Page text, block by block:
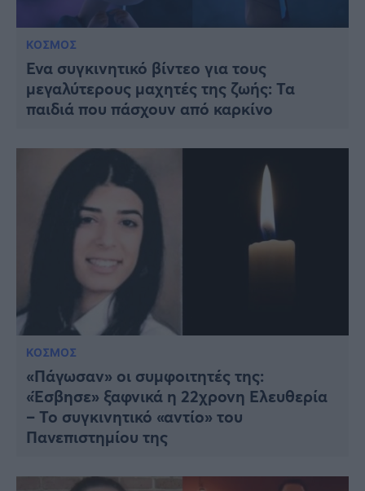
ΚΟΣΜΟΣ
Ένα συγκινητικό βίντεο για τους
μεγαλύτερους μαχητές της ζωής: Τα
παιδιά που πάσχουν από καρκίνο
ΚΟΣΜΟΣ
«Πάγωσαν» οι συμφοιτητές της:
«Έσβησε» ξαφνικά η 22χρονη Ελευθερία
– Το συγκινητικό «αντίο» του
Πανεπιστημίου της